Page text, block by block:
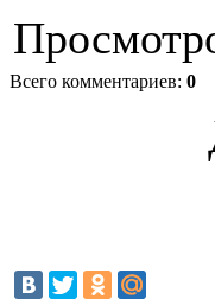
Всего комментариев: 0